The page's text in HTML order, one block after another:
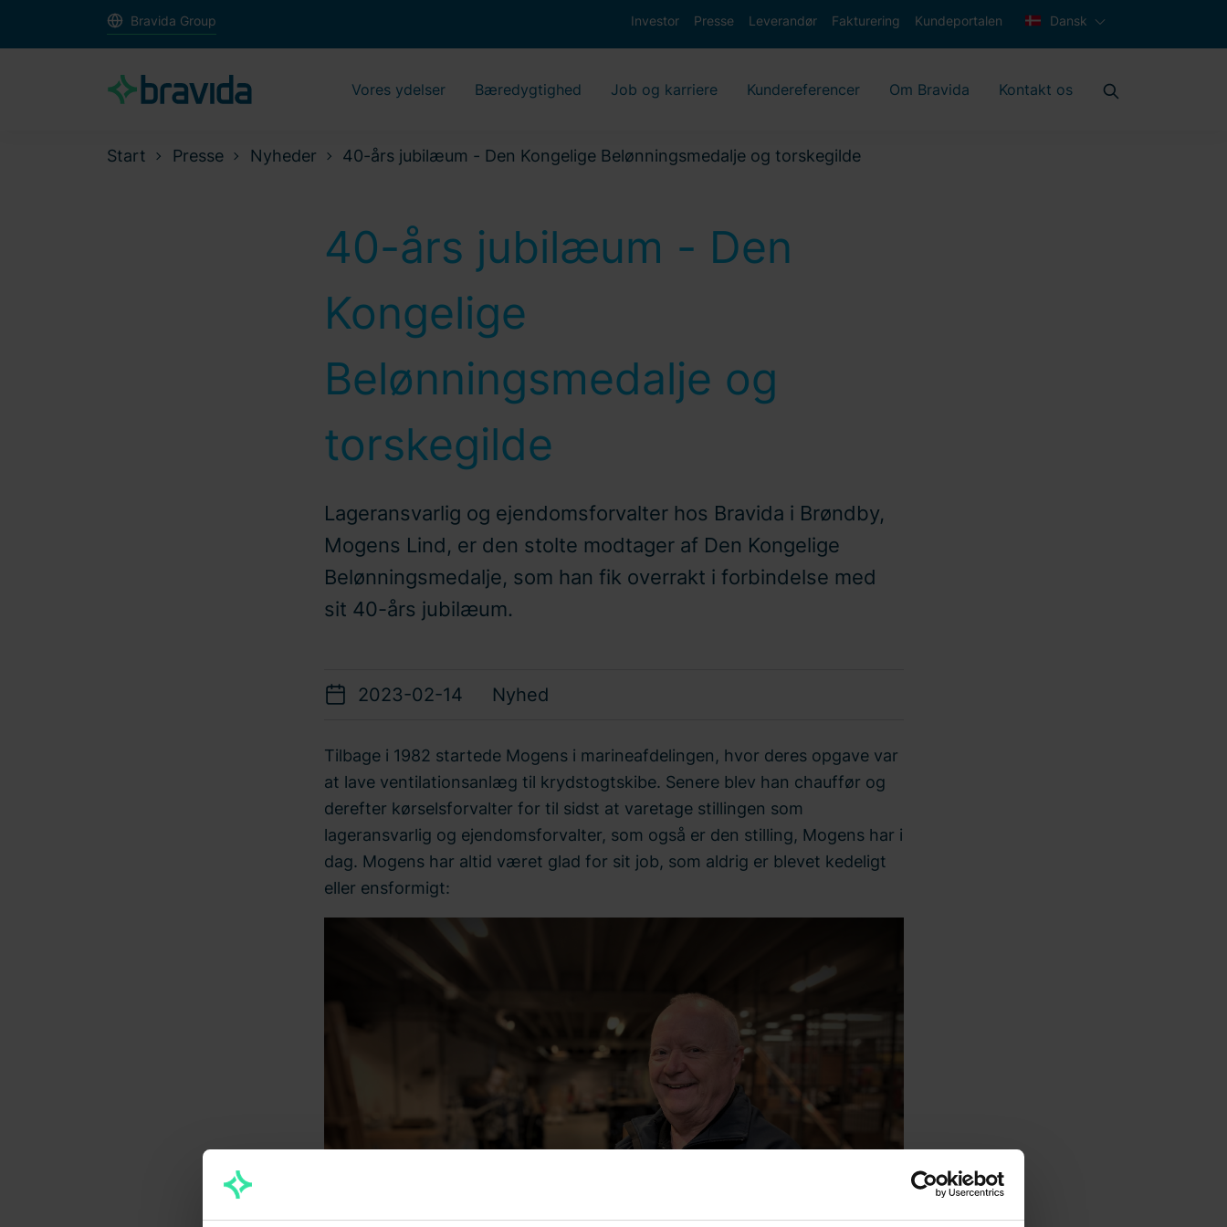
Bravida Group Investor Presse Leverandør Fakturering Kundeportalen Dansk
Vores ydelser Bæredygtighed Job og karriere Kundereferencer Om Bravida Kontakt os
Start Presse Nyheder 40-års jubilæum - Den Kongelige Belønningsmedalje og torskegilde
40-års jubilæum - Den
Kongelige
Belønningsmedalje og
torskegilde
Lageransvarlig og ejendomsforvalter hos Bravida i Brøndby,
Mogens Lind, er den stolte modtager af Den Kongelige
Belønningsmedalje, som han fik overrakt i forbindelse med
sit 40-års jubilæum.
2023-02-14 Nyhed
Tilbage i 1982 startede Mogens i marineafdelingen, hvor deres opgave var
at lave ventilationsanlæg til krydstogtskibe. Senere blev han chauffør og
derefter kørselsforvalter for til sidst at varetage stillingen som
lageransvarlig og ejendomsforvalter, som også er den stilling, Mogens har i
dag. Mogens har altid været glad for sit job, som aldrig er blevet kedeligt
eller ensformigt: